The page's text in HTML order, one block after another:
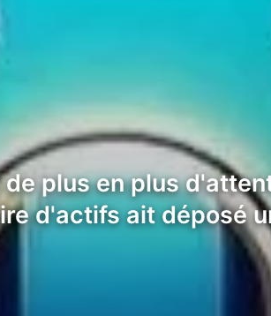
plus en plus
d'actifs ait déposé